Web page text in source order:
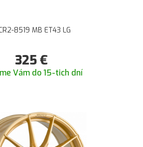
8519 MB ET43 LG
325€
Vám do 15-tich dní